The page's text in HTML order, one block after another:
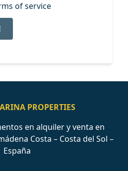
of service
PROPERTIES
en alquiler y venta en
Costa – Costa del Sol –
España